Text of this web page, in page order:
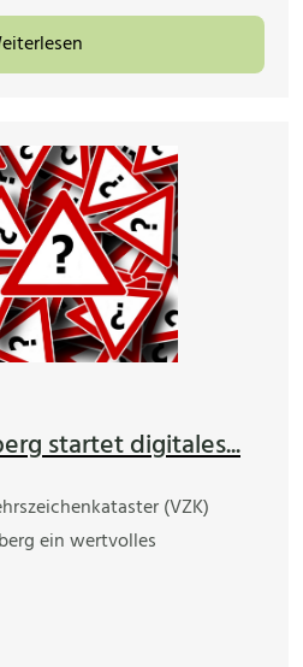
startet digitales...
(VZK)
ein wertvolles